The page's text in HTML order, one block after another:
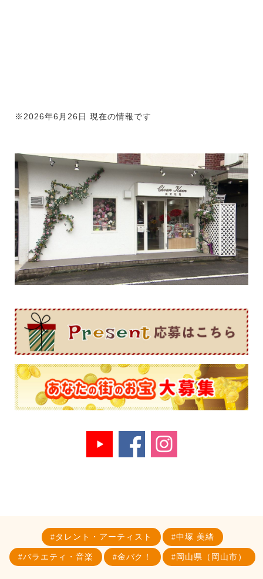
※2026年6月26日 現在の情報です
タレント・アーティスト 中塚 美緒
バラエティ・音楽 金バク！ 岡山県（岡山市）